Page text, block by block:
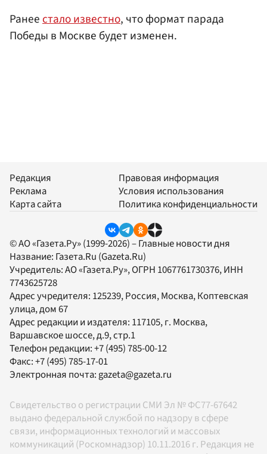
Ранеестало известно, что формат парада
Победы в Москве будет изменен.
Редакция
Реклама
Карта сайта
Правовая информация
Условия использования
Политика конфиденциальности
© АО «Газета.Ру» (1999-2026) – Главные новости дня
Название: Газета.Ru (Gazeta.Ru)
Учредитель:АО «Газета.Ру», ОГРН 1067761730376, ИНН
7743625728
Адрес учредителя: 125239, Россия, Москва, Коптевская
улица, дом 67
Адрес редакции и издателя: 117105, г. Москва,
Варшавское шоссе, д.9, стр.1
Телефон редакции:+7 (495) 785-00-12
Факс:+7 (495) 785-17-01
Электронная почта:gazeta@gazeta.ru
Свидетельство о регистрации СМИ Эл № ФС77-67642
выдано федеральной службой по надзору в сфере
связи, информационных технологий и массовых
коммуникаций (Роскомнадзор) 10.11.2016 г. Редакция не